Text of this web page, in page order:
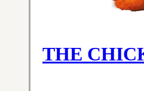
THE